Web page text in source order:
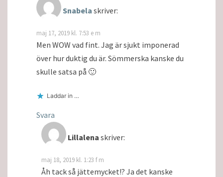
Snabela skriver:
maj 17, 2019 kl. 7:53 e m
Men WOW vad fint. Jag är sjukt imponerad
över hur duktig du är. Sömmerska kanske du
skulle satsa på 🙂
Laddar in …
Svara
Lillalena skriver:
maj 18, 2019 kl. 1:23 f m
Åh tack så jättemycket!? Ja det kanske